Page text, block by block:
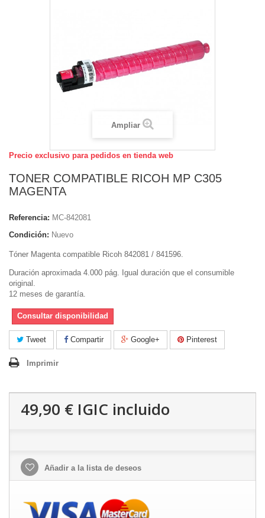
Ampliar
Precio exclusivo para pedidos en tienda web
TONER COMPATIBLE RICOH MP C305
MAGENTA
Referencia: MC-842081
Condición: Nuevo
Tóner Magenta compatible Ricoh 842081 / 841596.
Duración aproximada 4.000 pág. Igual duración que el consumible
original.
12 meses de garantía.
Consultar disponibilidad
Tweet Compartir Google+ Pinterest
Imprimir
49,90 € IGIC incluido
Añadir a la lista de deseos